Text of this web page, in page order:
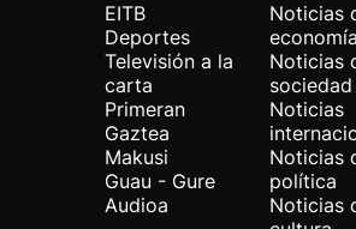
EITB
Deportes
Televisión a la
carta
Primeran
Gaztea
Makusi
Guau - Gure
Audioa
Noticias
economía
Noticias
sociedad
Noticias
Noticias
política
Noticias